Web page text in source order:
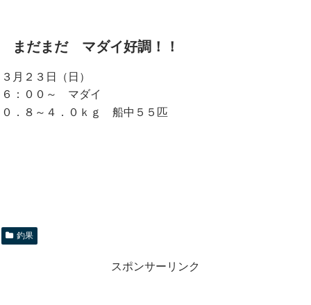
まだまだ マダイ好調！！
３月２３日（日）
６：００～ マダイ
０．８～４．０ｋｇ 船中５５匹
釣果
スポンサーリンク